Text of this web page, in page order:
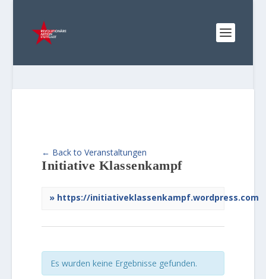
← Back to Veranstaltungen
Initiative Klassenkampf
https://initiativeklassenkampf.wordpress.com
Es wurden keine Ergebnisse gefunden.